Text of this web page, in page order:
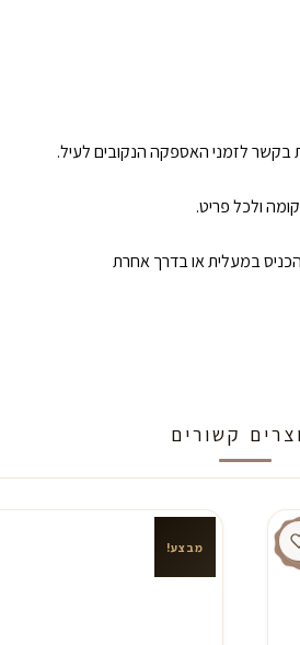
בקשר לזמני האספקה הנקובים לעיל.
במעלית או בדרך אחרת
קשורים
מבצע!